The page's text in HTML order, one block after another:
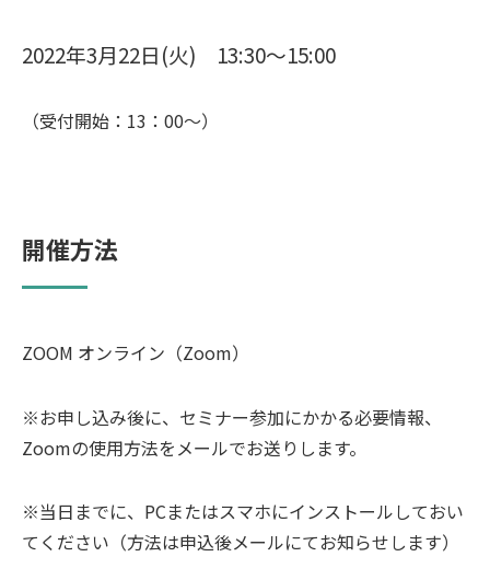
2022年3月22日(火) 13:30～15:00
（受付開始：13：00～）
開催方法
ZOOM オンライン（Zoom）
※お申し込み後に、セミナー参加にかかる必要情報、
Zoomの使用方法をメールでお送りします。
※当日までに、PCまたはスマホにインストールしておい
てください（方法は申込後メールにてお知らせします）